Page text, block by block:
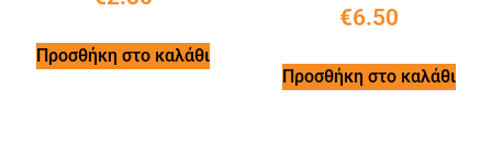
Προσθήκη στο καλάθι
€6.50
Προσθήκη στο καλάθι